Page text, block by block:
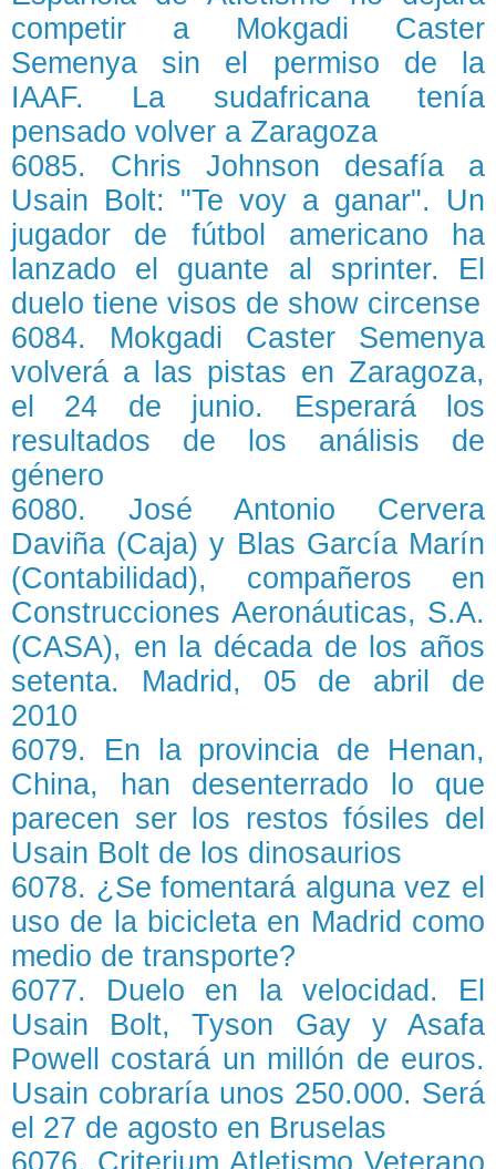
competir a Mokgadi Caster
Semenya sin el permiso de la
IAAF. La sudafricana tenía
pensado volver a Zaragoza
6085. Chris Johnson desafía a
Usain Bolt: "Te voy a ganar". Un
jugador de fútbol americano ha
lanzado el guante al sprinter. El
duelo tiene visos de show circense
6084. Mokgadi Caster Semenya
volverá a las pistas en Zaragoza,
el 24 de junio. Esperará los
resultados de los análisis de
género
6080. José Antonio Cervera
Daviña (Caja) y Blas García Marín
(Contabilidad), compañeros en
Construcciones Aeronáuticas, S.A.
(CASA), en la década de los años
setenta. Madrid, 05 de abril de
2010
6079. En la provincia de Henan,
China, han desenterrado lo que
parecen ser los restos fósiles del
Usain Bolt de los dinosaurios
6078. ¿Se fomentará alguna vez el
uso de la bicicleta en Madrid como
medio de transporte?
6077. Duelo en la velocidad. El
Usain Bolt, Tyson Gay y Asafa
Powell costará un millón de euros.
Usain cobraría unos 250.000. Será
el 27 de agosto en Bruselas
6076. Criterium Atletismo Veterano